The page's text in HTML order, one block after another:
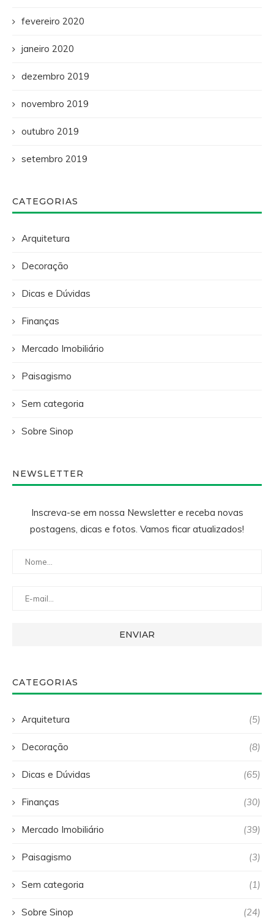
fevereiro 2020
janeiro 2020
dezembro 2019
novembro 2019
outubro 2019
setembro 2019
CATEGORIAS
Arquitetura
Decoração
Dicas e Dúvidas
Finanças
Mercado Imobiliário
Paisagismo
Sem categoria
Sobre Sinop
NEWSLETTER
Inscreva-se em nossa Newsletter e receba novas
postagens, dicas e fotos. Vamos ficar atualizados!
CATEGORIAS
Arquitetura (5)
Decoração (8)
Dicas e Dúvidas (65)
Finanças (30)
Mercado Imobiliário (39)
Paisagismo (3)
Sem categoria (1)
Sobre Sinop (24)